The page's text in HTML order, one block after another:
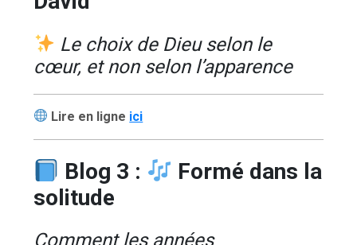
Le choix de Dieu selon le
cœur, et non selon l’apparence
Lire en ligne ici
Blog 3 :
Formé dans la
solitude
Comment les années